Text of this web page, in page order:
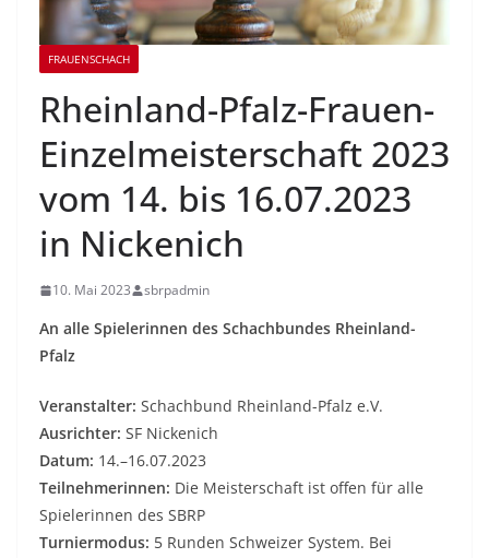
FRAUENSCHACH
Rheinland-Pfalz-Frauen-
Einzelmeisterschaft 2023
vom 14. bis 16.07.2023
in Nickenich
10. Mai 2023 sbrpadmin
An alle Spielerinnen des Schachbundes Rheinland-
Pfalz
Veranstalter: Schachbund Rheinland-Pfalz e.V.
Ausrichter: SF Nickenich
Datum: 14.–16.07.2023
Teilnehmerinnen: Die Meisterschaft ist offen für alle
Spielerinnen des SBRP
Turniermodus: 5 Runden Schweizer System. Bei